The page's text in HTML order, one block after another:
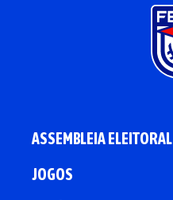
ASSEMBLEIA ELEITORAL
JOGOS